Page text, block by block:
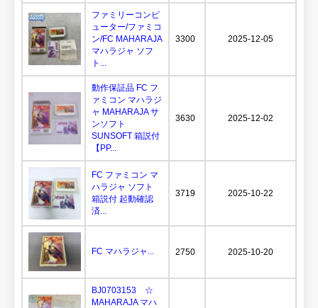
ファミリーコンピ
ューター/ファミコ
ン/FC MAHARAJA
マハラジャ ソフ
ト...
3300 2025-12-05
動作保証品 FC フ
ァミコン マハラジ
ャ MAHARAJA サ
ンソフト
SUNSOFT 箱説付
【PP...
3630 2025-12-02
FC ファミコン マ
ハラジャ ソフト
箱説付 起動確認
済...
3719 2025-10-22
FC マハラジャ... 2750 2025-10-20
BJ0703153 ☆
MAHARAJA マハ